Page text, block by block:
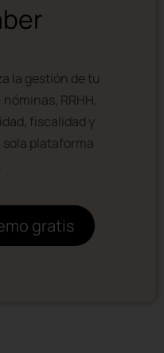
la gestión de tu
RRHH,
fiscalidad y
sola plataforma
gratis